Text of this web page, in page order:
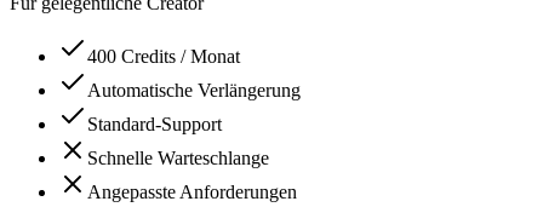
400 Credits / Monat
Automatische Verlängerung
Standard-Support
Schnelle Warteschlange
Angepasste Anforderungen